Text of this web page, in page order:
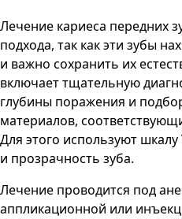
Лечение кариеса передних
подхода, так как эти зубы
и важно сохранить их
включает тщательную
глубины поражения и
материалов,
Для этого используют
и прозрачность зуба.
Лечение проводится под
аппликационной или